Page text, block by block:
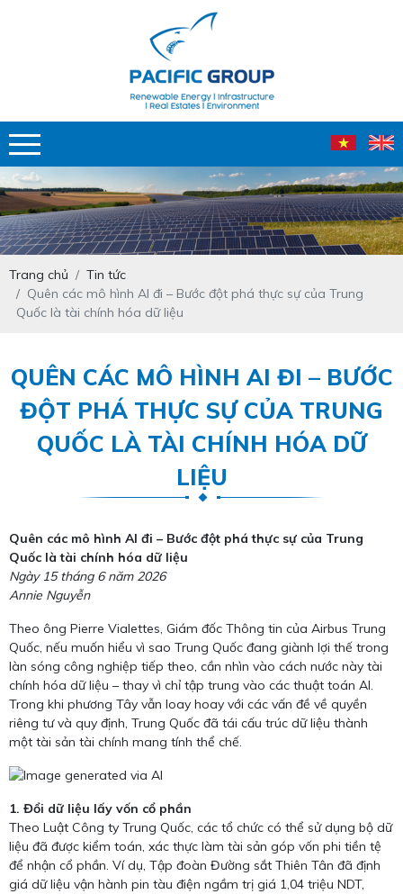
Trang chủ
Tin tức
Quên các mô hình AI đi – Bước đột phá thực sự của Trung
Quốc là tài chính hóa dữ liệu
QUÊN CÁC MÔ HÌNH AI ĐI – BƯỚC
ĐỘT PHÁ THỰC SỰ CỦA TRUNG
QUỐC LÀ TÀI CHÍNH HÓA DỮ
LIỆU
Quên các mô hình AI đi – Bước đột phá thực sự của Trung
Quốc là tài chính hóa dữ liệu
Ngày 15 tháng 6 năm 2026
Annie Nguyễn
Theo ông Pierre Vialettes, Giám đốc Thông tin của Airbus Trung
Quốc, nếu muốn hiểu vì sao Trung Quốc đang giành lợi thế trong
làn sóng công nghiệp tiếp theo, cần nhìn vào cách nước này tài
chính hóa dữ liệu – thay vì chỉ tập trung vào các thuật toán AI.
Trong khi phương Tây vẫn loay hoay với các vấn đề về quyền
riêng tư và quy định, Trung Quốc đã tái cấu trúc dữ liệu thành
một tài sản tài chính mang tính thể chế.
1. Đổi dữ liệu lấy vốn cổ phần
Theo Luật Công ty Trung Quốc, các tổ chức có thể sử dụng bộ dữ
liệu đã được kiểm toán, xác thực làm tài sản góp vốn phi tiền tệ
để nhận cổ phần. Ví dụ, Tập đoàn Đường sắt Thiên Tân đã định
giá dữ liệu vận hành pin tàu điện ngầm trị giá 1,04 triệu NDT,